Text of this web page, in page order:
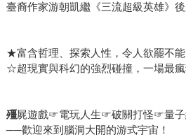
臺裔作家游朝凱繼《三流超級英雄》
★富含哲理、探索人性，令人欲罷不
☆超現實與科幻的強烈碰撞，一場最
殭屍遊戲☞電玩人生☞破關打怪☞量子
──歡迎來到腦洞大開的游式宇宙！